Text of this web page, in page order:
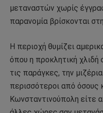
μεταναστών χωρίς
παρανομία βρίσκονται
Η περιοχή θυμίζει
όπου η προκλητική χλιδή
τις παράγκες, την
περισσότεροι από όσους
Κωνσταντινούπολη είτε